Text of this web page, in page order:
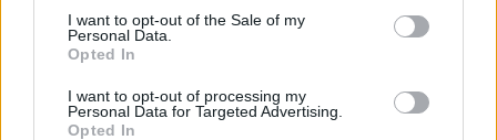
consent section.
I want to opt-out of the Sale of my
Personal Data.
Opted In
I want to opt-out of processing my
Personal Data for Targeted Advertising.
Opted In
50 /50